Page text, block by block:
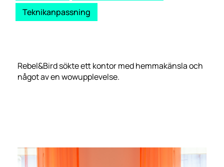
Teknikanpassning
Rebel&Bird sökte ett kontor med hemmakänsla och
något av en wowupplevelse.